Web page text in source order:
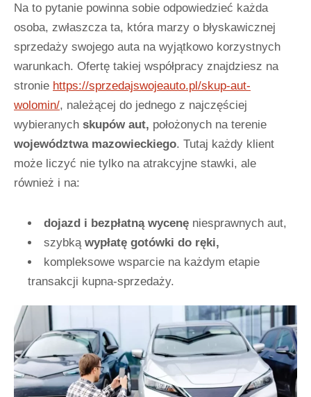
Na to pytanie powinna sobie odpowiedzieć każda
osoba, zwłaszcza ta, która marzy o błyskawicznej
sprzedaży swojego auta na wyjątkowo korzystnych
warunkach. Ofertę takiej współpracy znajdziesz na
stronie https://sprzedajswojeauto.pl/skup-aut-
wolomin/, należącej do jednego z najczęściej
wybieranych skupów aut, położonych na terenie
województwa mazowieckiego. Tutaj każdy klient
może liczyć nie tylko na atrakcyjne stawki, ale
również i na:
dojazd i bezpłatną wycenę niesprawnych aut,
szybkąwypłatę gotówki do ręki,
kompleksowe wsparcie na każdym etapie
transakcji kupna-sprzedaży.